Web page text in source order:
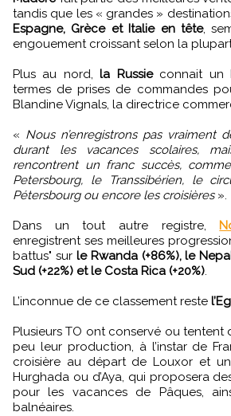
tandis que les « grandes »
Espagne, Grèce et Italie en tête,
engouement croissant selon la
Plus au nord,la Russieconnait un
termes de prises de commandes
Blandine Vignals, la directrice
« Nous n’enregistrons pas vraiment
durant les vacances scolaires,
rencontrent un franc succès,
Petersbourg, le Transsibérien, le
Pétersbourg ou encore les croisières».
Dans un tout autre registre,
enregistrent ses meilleures
battus" sur le Rwanda (+86%), le
Sud (+22%) et le Costa Rica (+20%).
L’inconnue de ce classement reste
Plusieurs TO ont conservé ou
peu leur production, à l’instar de
croisière au départ de Louxor et
Hurghada ou d’Aya, qui proposera
pour les vacances de Pâques,
balnéaires.